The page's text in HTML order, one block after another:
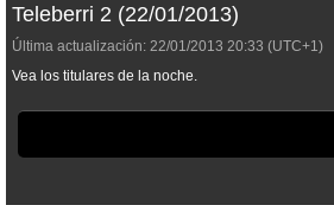
Teleberri 2 (22/01/2013)
Última actualización: 22/01/2013 20:33 (UTC+1)
Vea los titulares de la noche.